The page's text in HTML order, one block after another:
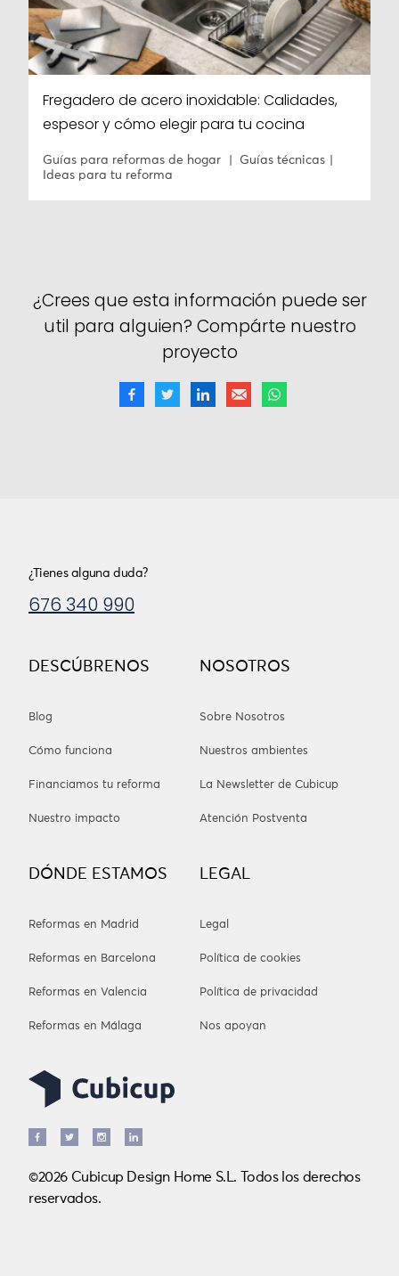
Fregadero de acero inoxidable: Calidades,
espesor y cómo elegir para tu cocina
Guías para reformas de hogar
Guías técnicas
Ideas para tu reforma
¿Crees que esta información puede ser
util para alguien? Compárte nuestro
proyecto
DESCÚBRENOS
Blog
Cómo funciona
Financiamos tu reforma
Nuestro impacto
NOSOTROS
Sobre Nosotros
Nuestros ambientes
La Newsletter de Cubicup
Atención Postventa
DÓNDE ESTAMOS
Reformas en Madrid
Reformas en Barcelona
Reformas en Valencia
Reformas en Málaga
LEGAL
Legal
Política de cookies
Política de privacidad
Nos apoyan
¿Tienes alguna duda?
676 340 990
©2026 Cubicup Design Home S.L. Todos los derechos
reservados.